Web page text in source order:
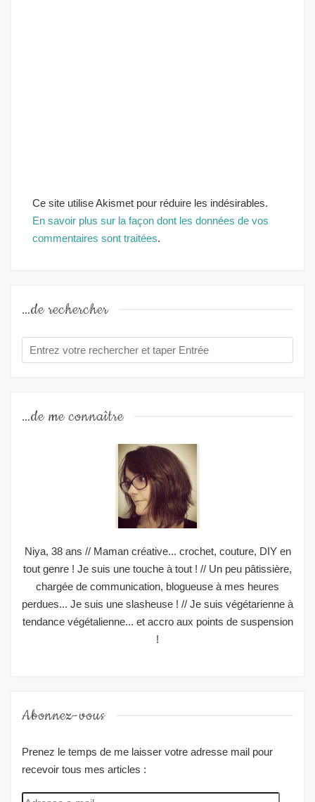
Ce site utilise Akismet pour réduire les indésirables.
En savoir plus sur la façon dont les données de vos
commentaires sont traitées.
…de rechercher
…de me connaître
Niya, 38 ans // Maman créative... crochet, couture, DIY en
tout genre ! Je suis une touche à tout ! // Un peu pâtissière,
chargée de communication, blogueuse à mes heures
perdues... Je suis une slasheuse ! // Je suis végétarienne à
tendance végétalienne... et accro aux points de suspension
!
Abonnez-vous
Prenez le temps de me laisser votre adresse mail pour
recevoir tous mes articles :